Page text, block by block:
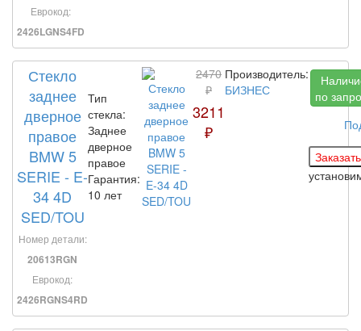
Еврокод:
2426LGNS4FD
Стекло
заднее
дверное
правое
BMW 5
SERIE - E-
34 4D
SED/TOU
Номер детали:
20613RGN
Еврокод:
2426RGNS4RD
Тип
стекла:
Заднее
дверное
правое
Гарантия:
10 лет
2470
₽
3211
₽
Производитель:
БИЗНЕС
по